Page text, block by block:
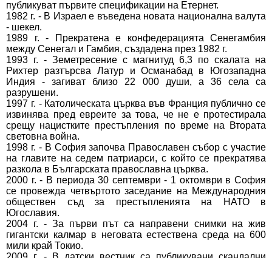
публикуват първите спецификации на Етернет.
1982 г. - В Израел е въведена новата национална валута
- шекел.
1989 г. - Прекратена е конфедерацията Сенегамбия
между Сенегал и Гамбия, създадена през 1982 г.
1993 г. - Земетресение с магнитуд 6,3 по скалата на
Рихтер разтърсва Латур и Османабад в Югозападна
Индия - загиват близо 22 000 души, а 36 села са
разрушени.
1997 г. - Католическата църква във Франция публично се
извинява пред евреите за това, че не е протестирала
срещу нацистките престъпления по време на Втората
световна война.
1998 г. - В София започва Православен събор с участие
на главите на седем патриарси, с който се прекратява
разкола в Българската православна църква.
2000 г. - В периода 30 септември - 1 октомври в София
се провежда четвъртото заседание на Международния
обществен съд за престъпленията на НАТО в
Югославия.
2004 г. - За първи път са направени снимки на жив
гигантски калмар в неговата естествена среда на 600
мили край Токио.